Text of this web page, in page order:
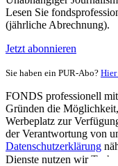
Lesen Sie
(jährliche Abrechnung).
Jetzt abonnieren
Sie haben ein PUR-Abo? Hier
FONDS professionell
Gründen die
Werbeplatz zur
der Verantwortung von
Datenschutzerklärung
Dienste nutzen wir